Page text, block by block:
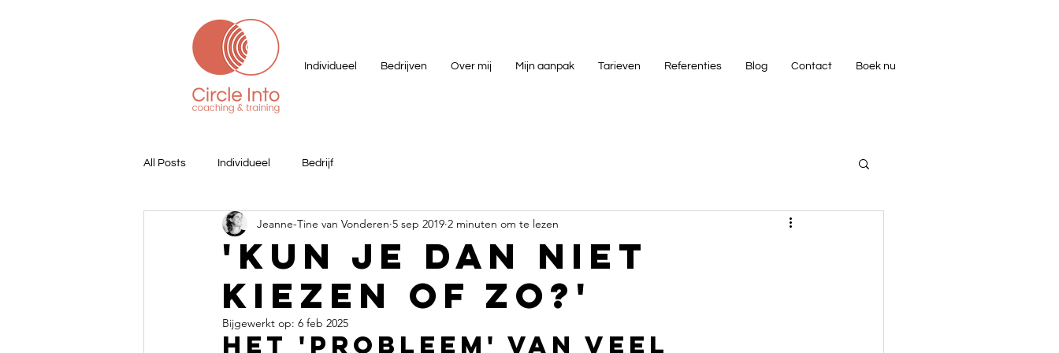
Individueel Bedrijven Over mij Mijn aanpak Tarieven Referenties Blog Contact Boek nu
All Posts Individueel Bedrijf
'Kun je dan niet
kiezen of zo?'
Jeanne-Tine van Vonderen 5 sep 2019 2 minuten om te lezen
Bijgewerkt op: 6 feb 2025
Het 'probleem' van veel